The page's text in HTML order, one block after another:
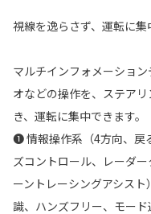
視線を逸らさず、運転に集
マルチインフォメーショ
オなどの操作を、ステア
き、運転に集中できます。
❶ 情報操作系（4方向、
ズコントロール、レーダ
ーントレーシングアシス
識、ハンズフリー、モード